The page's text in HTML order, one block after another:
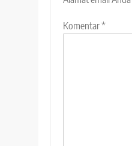
Komentar*